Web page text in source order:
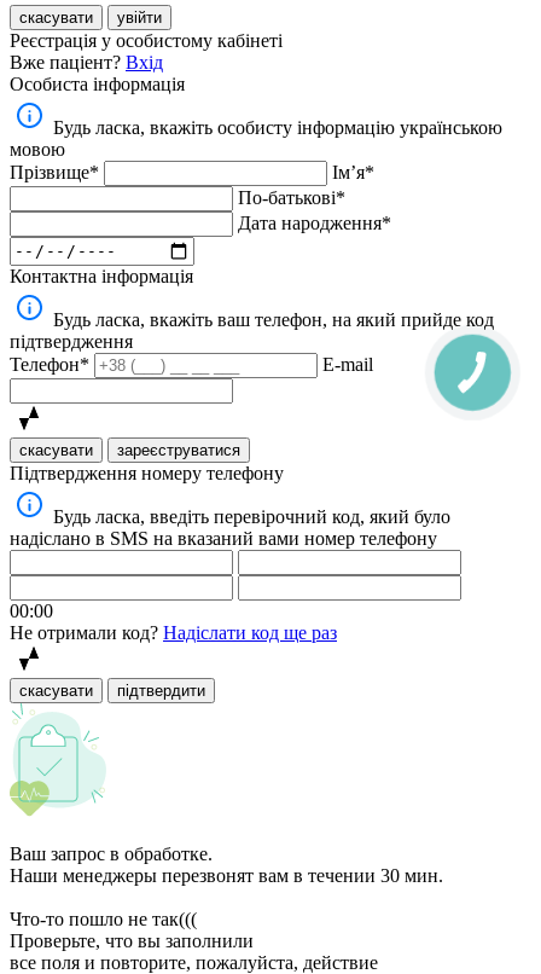
скасувати увійти
Реєстрація у особистому кабінеті
Вже паціент? Вхід
Особиста інформація
Будь ласка, вкажіть особисту інформацію українською
мовою
Прізвище*
Імʼя*
По-батькові*
Дата народження*
Контактна інформація
Будь ласка, вкажіть ваш телефон, на який прийде код
підтвердження
Телефон*
E-mail
скасувати зареєструватися
Підтвердження номеру телефону
Будь ласка, введіть перевірочний код, який було
надіслано в SMS на вказаний вами номер телефону
00:00
Не отримали код? Надіслати код ще раз
скасувати підтвердити
Ваш запрос в обработке.
Наши менеджеры перезвонят вам в течении 30 мин.
Что-то пошло не так(((
Проверьте, что вы заполнили
все поля и повторите, пожалуйста, действие